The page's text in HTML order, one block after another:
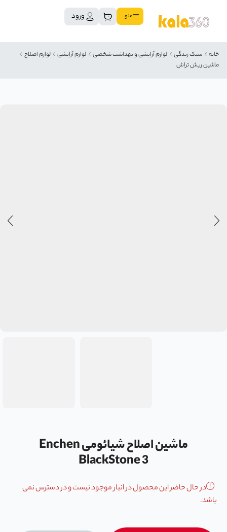
منو ورود
خانه سبک زندگی لوازم آرایشی و بهداشت شخصی لوازم آرایشی
لوازم اصلاح
ماشین ریش تراش
ماشین اصلاح شیائومی Enchen
BlackStone 3
در حال حاضر این محصول در انبار موجود نیست و در دسترس نمی
باشد.